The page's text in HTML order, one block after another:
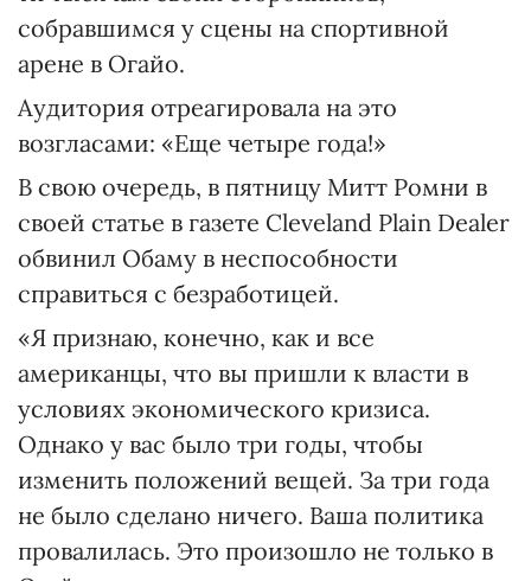
собравшимся у сцены на спортивной
арене в Огайо.
Аудитория отреагировала на это
возгласами: «Еще четыре года!»
В свою очередь, в пятницу Митт Ромни в
своей статье в газете Cleveland Plain Dealer
обвинил Обаму в неспособности
справиться с безработицей.
«Я признаю, конечно, как и все
американцы, что вы пришли к власти в
условиях экономического кризиса.
Однако у вас было три годы, чтобы
изменить положений вещей. За три года
не было сделано ничего. Ваша политика
провалилась. Это произошло не только в